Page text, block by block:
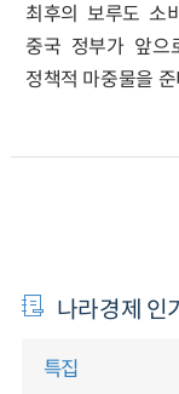
최후의 보루도 소
중국 정부가 앞
정책적 마중물을
나라경제 인
특집